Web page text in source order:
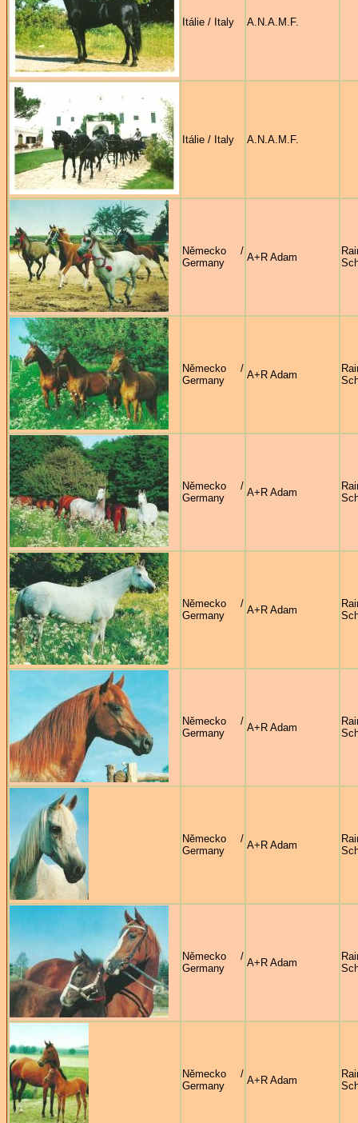
Itálie / Italy A.N.A.M.F.
Itálie / Italy A.N.A.M.F.
Německo /
Germany
A+R Adam
Německo /
Germany
A+R Adam
Německo /
Germany
A+R Adam
Německo /
Germany
A+R Adam
Německo /
Germany
A+R Adam
Německo /
Germany
A+R Adam
Německo /
Germany
A+R Adam
Německo /
Germany
A+R Adam